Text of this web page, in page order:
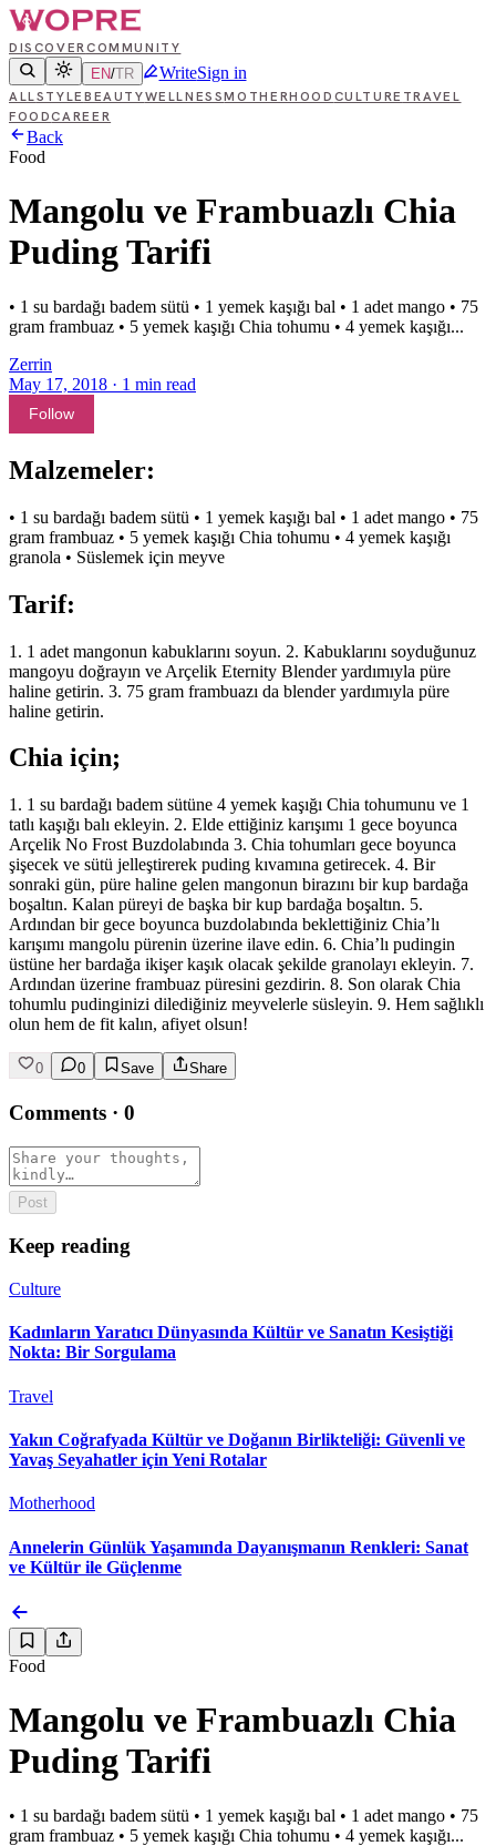
DISCOVERCOMMUNITY
EN/TR WriteSign in
ALLSTYLE BEAUTYWELLNESSMOTHERHOOD CULTURE TRAVEL
FOODCAREER
Back
Food
Mangolu ve Frambuazlı Chia
Puding Tarifi
• 1 su bardağı badem sütü • 1 yemek kaşığı bal • 1 adet mango • 75
gram frambuaz • 5 yemek kaşığı Chia tohumu • 4 yemek kaşığı...
Zerrin
May 17, 2018 · 1 min read
Follow
Malzemeler:
• 1 su bardağı badem sütü • 1 yemek kaşığı bal • 1 adet mango • 75
gram frambuaz • 5 yemek kaşığı Chia tohumu • 4 yemek kaşığı
granola • Süslemek için meyve
Tarif:
1. 1 adet mangonun kabuklarını soyun. 2. Kabuklarını soyduğunuz
mangoyu doğrayın ve Arçelik Eternity Blender yardımıyla püre
haline getirin. 3. 75 gram frambuazı da blender yardımıyla püre
haline getirin.
Chia için;
1. 1 su bardağı badem sütüne 4 yemek kaşığı Chia tohumunu ve 1
tatlı kaşığı balı ekleyin. 2. Elde ettiğiniz karışımı 1 gece boyunca
Arçelik No Frost Buzdolabında 3. Chia tohumları gece boyunca
şişecek ve sütü jelleştirerek puding kıvamına getirecek. 4. Bir
sonraki gün, püre haline gelen mangonun birazını bir kup bardağa
boşaltın. Kalan püreyi de başka bir kup bardağa boşaltın. 5.
Ardından bir gece boyunca buzdolabında beklettiğiniz Chia’lı
karışımı mangolu pürenin üzerine ilave edin. 6. Chia’lı pudingin
üstüne her bardağa ikişer kaşık olacak şekilde granolayı ekleyin. 7.
Ardından üzerine frambuaz püresini gezdirin. 8. Son olarak Chia
tohumlu pudinginizi dilediğiniz meyvelerle süsleyin. 9. Hem sağlıklı
olun hem de fit kalın, afiyet olsun!
0 0 Save Share
Comments · 0
Post
Keep reading
Culture
Kadınların Yaratıcı Dünyasında Kültür ve Sanatın Kesiştiği
Nokta: Bir Sorgulama
Travel
Yakın Coğrafyada Kültür ve Doğanın Birlikteliği: Güvenli ve
Yavaş Seyahatler için Yeni Rotalar
Motherhood
Annelerin Günlük Yaşamında Dayanışmanın Renkleri: Sanat
ve Kültür ile Güçlenme
Food
Mangolu ve Frambuazlı Chia
Puding Tarifi
• 1 su bardağı badem sütü • 1 yemek kaşığı bal • 1 adet mango • 75
gram frambuaz • 5 yemek kaşığı Chia tohumu • 4 yemek kaşığı...